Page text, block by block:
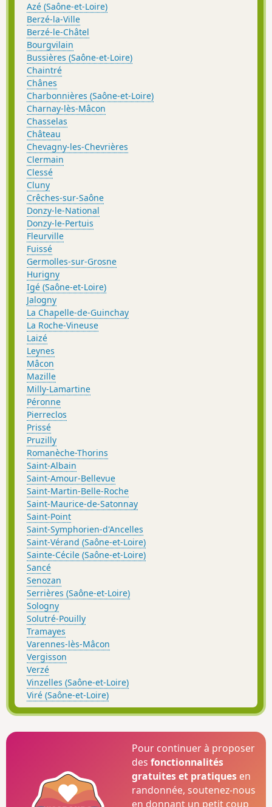
Azé (Saône-et-Loire)
Berzé-la-Ville
Berzé-le-Châtel
Bourgvilain
Bussières (Saône-et-Loire)
Chaintré
Chânes
Charbonnières (Saône-et-Loire)
Charnay-lès-Mâcon
Chasselas
Château
Chevagny-les-Chevrières
Clermain
Clessé
Cluny
Crêches-sur-Saône
Donzy-le-National
Donzy-le-Pertuis
Fleurville
Fuissé
Germolles-sur-Grosne
Hurigny
Igé (Saône-et-Loire)
Jalogny
La Chapelle-de-Guinchay
La Roche-Vineuse
Laizé
Leynes
Mâcon
Mazille
Milly-Lamartine
Péronne
Pierreclos
Prissé
Pruzilly
Romanèche-Thorins
Saint-Albain
Saint-Amour-Bellevue
Saint-Martin-Belle-Roche
Saint-Maurice-de-Satonnay
Saint-Point
Saint-Symphorien-d'Ancelles
Saint-Vérand (Saône-et-Loire)
Sainte-Cécile (Saône-et-Loire)
Sancé
Senozan
Serrières (Saône-et-Loire)
Sologny
Solutré-Pouilly
Tramayes
Varennes-lès-Mâcon
Vergisson
Verzé
Vinzelles (Saône-et-Loire)
Viré (Saône-et-Loire)
Pour continuer à proposer
desfonctionnalités
gratuites et pratiques en
randonnée, soutenez-nous
en donnant un petit coup